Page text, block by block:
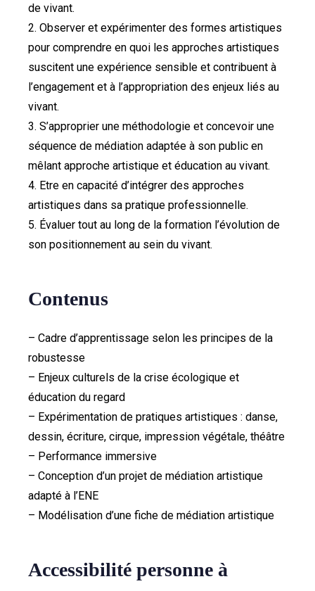
de vivant.
2. Observer et expérimenter des formes artistiques
pour comprendre en quoi les approches artistiques
suscitent une expérience sensible et contribuent à
l’engagement et à l’appropriation des enjeux liés au
vivant.
3. S’approprier une méthodologie et concevoir une
séquence de médiation adaptée à son public en
mêlant approche artistique et éducation au vivant.
4. Etre en capacité d’intégrer des approches
artistiques dans sa pratique professionnelle.
5. Évaluer tout au long de la formation l’évolution de
son positionnement au sein du vivant.
Contenus
– Cadre d’apprentissage selon les principes de la
robustesse
– Enjeux culturels de la crise écologique et
éducation du regard
– Expérimentation de pratiques artistiques : danse,
dessin, écriture, cirque, impression végétale, théâtre
– Performance immersive
– Conception d’un projet de médiation artistique
adapté à l’ENE
– Modélisation d’une fiche de médiation artistique
Accessibilité personne à